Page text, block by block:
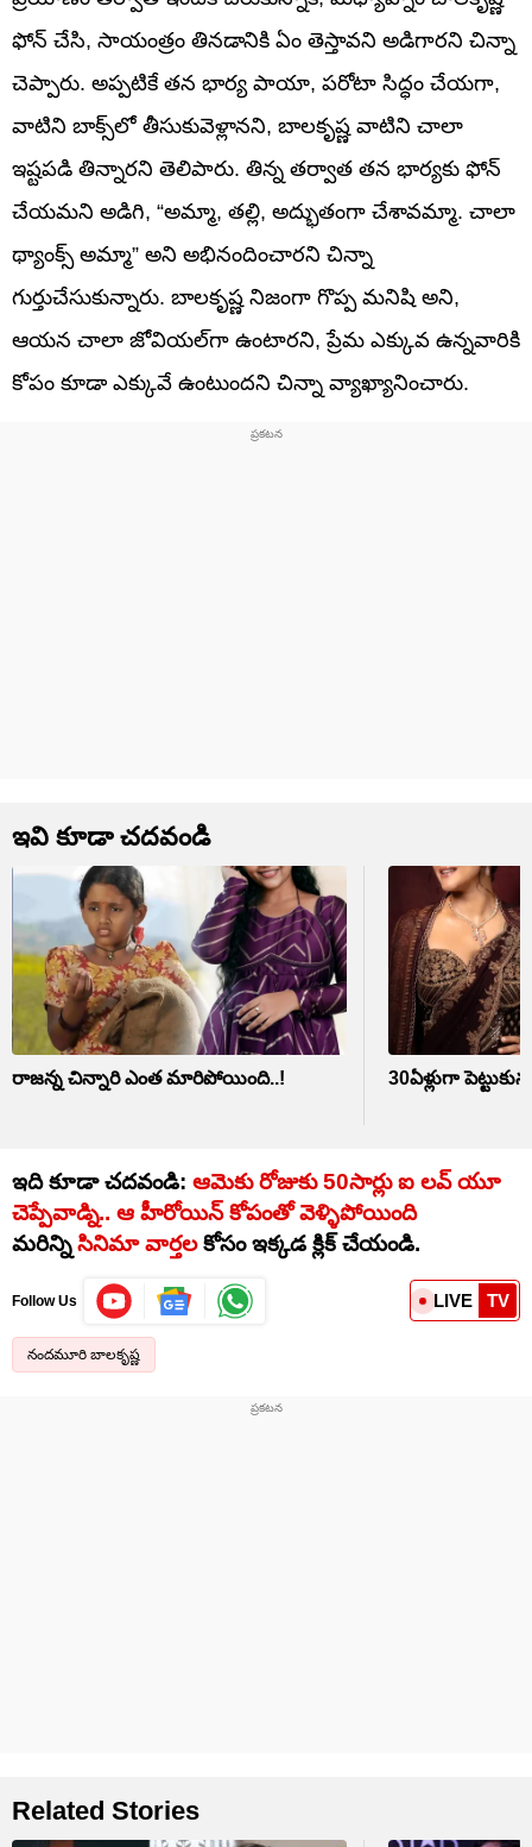
ఫోన్ చేసి, సాయంత్రం తినడానికి ఏం తెస్తావని అడిగారని చిన్నా
చెప్పారు. అప్పటికే తన భార్య పాయా, పరోటా సిద్ధం చేయగా,
వాటిని బాక్స్‌లో తీసుకువెళ్లానని, బాలకృష్ణ వాటిని చాలా
ఇష్టపడి తిన్నారని తెలిపారు. తిన్న తర్వాత తన భార్యకు ఫోన్
చేయమని అడిగి, “అమ్మా, తల్లి, అద్భుతంగా చేశావమ్మా. చాలా
థ్యాంక్స్ అమ్మా” అని అభినందించారని చిన్నా
గుర్తుచేసుకున్నారు. బాలకృష్ణ నిజంగా గొప్ప మనిషి అని,
ఆయన చాలా జోవియల్‌గా ఉంటారని, ప్రేమ ఎక్కువ ఉన్నవారికి
కోపం కూడా ఎక్కువే ఉంటుందని చిన్నా వ్యాఖ్యానించారు.
ఇవి కూడా చదవండి
రాజన్న చిన్నారి ఎంత మారిపోయింది..! 30ఏళ్లుగా
ఇది కూడా చదవండి: ఆమెకు రోజుకు 50సార్లు ఐ లవ్ యూ
చెప్పేవాడ్ని.. ఆ హీరోయిన్ కోపంతో వెళ్ళిపోయింది
మరిన్నిసినిమా వార్తలకోసం ఇక్కడ క్లిక్ చేయండి.
Follow Us LIVE TV
నందమూరి బాలకృష్ణ
Related Stories